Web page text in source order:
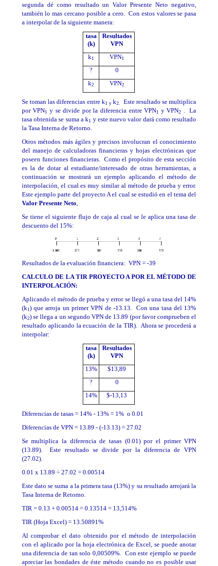
segunda dé como resultado un Valor Presente Neto negativo,
también lo mas cercano posible a cero. Con estos valores se pasa
a interpolar de la siguiente manera:
tasa
(k)
Resultados
VPN
k1 VPN1
?
0
k2 VPN2
Se toman las diferencias entre k1 yk2. Este resultado se multiplica
por VPN1 y se divide por la diferencia entre VPN1 y VPN2
. La
tasa obtenida se suma a k1 y este nuevo valor dará como resultado
la Tasa Interna de Retorno.
Otros métodos más ágiles y precisos involucran el conocimiento
del manejo de calculadoras financieras y hojas electrónicas que
poseen funciones financieras. Como el propósito de esta sección
es la de dotar al estudiante/interesado de otras herramientas, a
continuación se mostrará un ejemplo aplicando el método de
interpolación, el cual es muy similar al método de prueba y error.
Este ejemplo parte del proyecto A el cual se estudió en el tema del
Valor Presente Neto
Se tiene el siguiente flujo de caja al cual se le aplica una tasa de
descuento del 15%:
Resultados de la evaluación financiera: VPN = -39
CALCULO DE LA TIR PROYECTO A POR EL MÉTODO DE
INTERPOLACIÓN:
Aplicando el método de prueba y error se llegó a una tasa del 14%
(k1) que arroja un primer VPN de -13.13. Con una tasa del 13%
(k2) se llega a un segundo VPN de 13.89 (por favor comprueben el
resultado aplicando la ecuación de la TIR). Ahora se procederá a
interpolar:
tasa
(k)
Resultados
VPN
13%
$13,89
?
0
14%
$-13,13
Diferencias de tasas = 14% - 13% = 1% o 0.01
Diferencias de VPN = 13.89 - (-13.13) = 27.02
Se multiplica la diferencia de tasas (0.01) por el primer VPN
(13.89). Este resultado se divide por la diferencia de VPN
(27.02).
0.01 x 13.89 ÷ 27.02 = 0.00514
Este dato se suma a la primera tasa (13%) y su resultado arrojará la
Tasa Interna de Retorno.
TIR = 0.13 + 0.00514 = 0.13514 = 13,514%
TIR (Hoja Excel) = 13.50891%
Al comprobar el dato obtenido por el método de interpolación
con el aplicado por la hoja electrónica de Excel, se puede anotar
una diferencia de tan solo 0 ,00509%. Con este ejemplo se puede
apreciar las bondades de éste método cuando no es posible usar